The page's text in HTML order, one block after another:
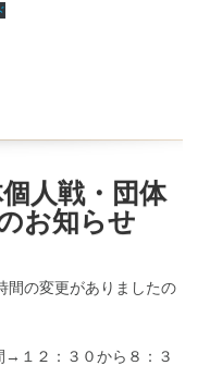
人戦・団体
お知らせ
間の変更がありましたの
１２：３０から８：３